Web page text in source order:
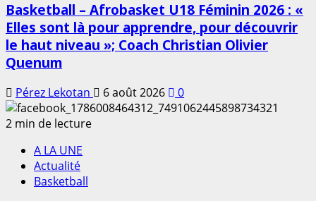
Basketball – Afrobasket U18 Féminin 2026 : «
Elles sont là pour apprendre, pour découvrir
le haut niveau »; Coach Christian Olivier
Quenum
Pérez Lekotan 6 août 2026
0
2 min de lecture
A LA UNE
Actualité
Basketball